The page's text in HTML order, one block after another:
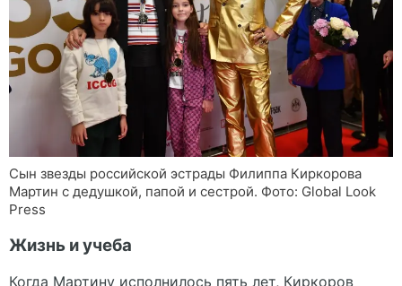
Сын звезды российской эстрады Филиппа Киркорова
Мартин с дедушкой, папой и сестрой. Фото: Global Look
Press
Жизнь и учеба
Когда Мартину исполнилось пять лет, Киркоров